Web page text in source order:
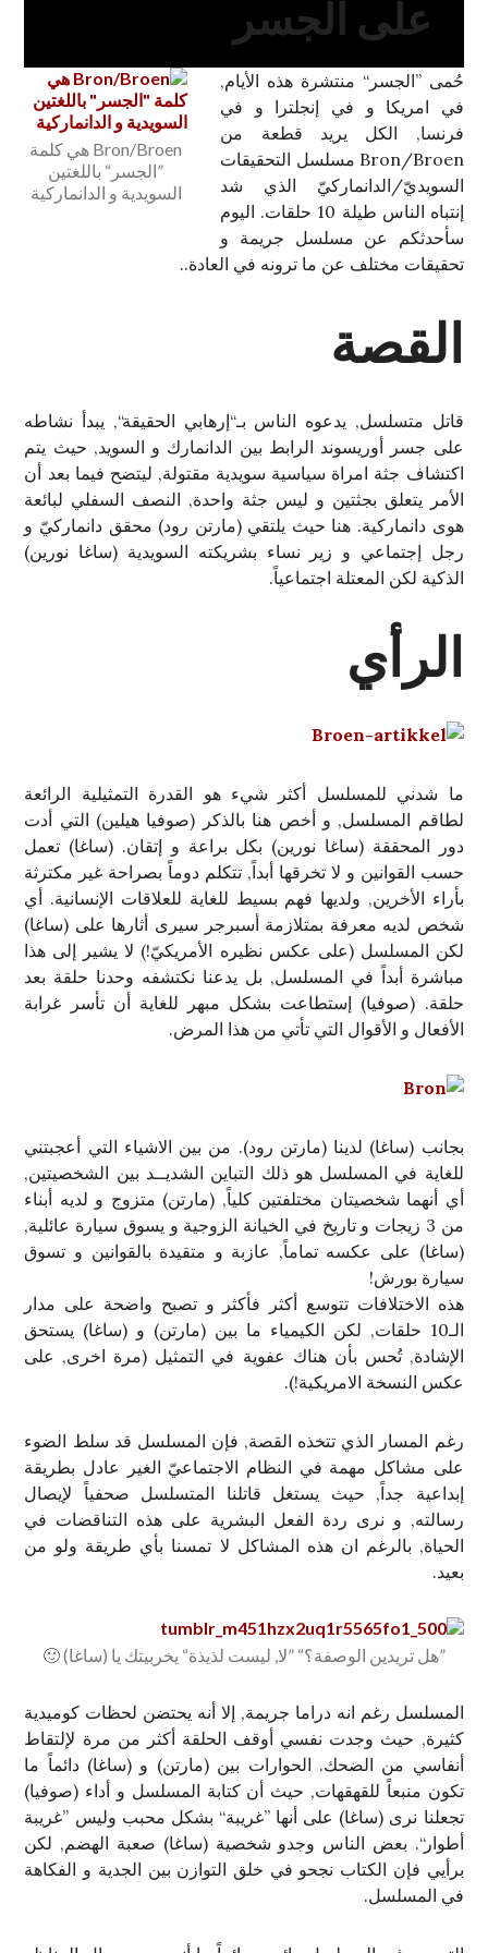
على الجسر
Bron/Broen هي كلمة
”الجسر“ باللغتين
السويدية و الدانماركية
حُمى ”الجسر“ منتشرة هذه الأيام,
في امريكا و في إنجلترا و في
فرنسا, الكل يريد قطعة من
Bron/Broen مسلسل التحقيقات
السويديّ/الدانماركيّ الذي شد
إنتباه الناس طيلة 10 حلقات. اليوم
سأحدثكم عن مسلسل جريمة و
تحقيقات مختلف عن ما ترونه في العادة..
القصة
قاتل متسلسل, يدعوه الناس بـ“إرهابي الحقيقة“, يبدأ نشاطه
على جسر أوريسوند الرابط بين الدانمارك و السويد, حيث يتم
اكتشاف جثة امراة سياسية سويدية مقتولة, ليتضح فيما بعد أن
الأمر يتعلق بجثتين و ليس جثة واحدة, النصف السفلي لبائعة
هوى دانماركية. هنا حيث يلتقي (مارتن رود) محقق دانماركيّ و
رجل إجتماعي و زير نساء بشريكته السويدية (ساغا نورين)
الذكية لكن المعتلة اجتماعياً.
الرأي
ما شدني للمسلسل أكثر شيء هو القدرة التمثيلية الرائعة
لطاقم المسلسل, و أخص هنا بالذكر (صوفيا هيلين) التي أدت
دور المحققة (ساغا نورين) بكل براعة و إتقان. (ساغا) تعمل
حسب القوانين و لا تخرقها أبداً, تتكلم دوماً بصراحة غير مكترثة
بأراء الأخرين, ولديها فهم بسيط للغاية للعلاقات الإنسانية. أي
شخص لديه معرفة بمتلازمة أسبرجر سيرى أثارها على (ساغا)
لكن المسلسل (على عكس نظيره الأمريكيّ!) لا يشير إلى هذا
مباشرة أبداً في المسلسل, بل يدعنا نكتشفه وحدنا حلقة بعد
حلقة. (صوفيا) إستطاعت بشكل مبهر للغاية أن تأسر غرابة
الأفعال و الأقوال التي تأتي من هذا المرض.
بجانب (ساغا) لدينا (مارتن رود). من بين الاشياء التي أعجبتني
للغاية في المسلسل هو ذلك التباين الشديــد بين الشخصيتين,
أي أنهما شخصيتان مختلفتين كلياً, (مارتن) متزوج و لديه أبناء
من 3 زيجات و تاريخ في الخيانة الزوجية و يسوق سيارة عائلية,
(ساغا) على عكسه تماماً, عازبة و متقيدة بالقوانين و تسوق
سيارة بورش!
هذه الاختلافات تتوسع أكثر فأكثر و تصبح واضحة على مدار
الـ10 حلقات, لكن الكيمياء ما بين (مارتن) و (ساغا) يستحق
الإشادة, تُحس بأن هناك عفوية في التمثيل (مرة اخرى, على
عكس النسخة الامريكية!).
رغم المسار الذي تتخذه القصة, فإن المسلسل قد سلط الضوء
على مشاكل مهمة في النظام الاجتماعيّ الغير عادل بطريقة
إبداعية جداً, حيث يستغل قاتلنا المتسلسل صحفياً لإيصال
رسالته, و نرى ردة الفعل البشرية على هذه التناقضات في
الحياة, بالرغم ان هذه المشاكل لا تمسنا بأي طريقة ولو من
بعيد.
”هل تريدين الوصفة؟“ ”لا, ليست لذيذة“ يخربيتك يا (ساغا) 🙂
المسلسل رغم انه دراما جريمة, إلا أنه يحتضن لحظات كوميدية
كثيرة, حيث وجدت نفسي أوقف الحلقة أكثر من مرة لإلتقاط
أنفاسي من الضحك. الحوارات بين (مارتن) و (ساغا) دائماً ما
تكون منبعاً للقهقهات, حيث أن كتابة المسلسل و أداء (صوفيا)
تجعلنا نرى (ساغا) على أنها ”غريبة“ بشكل محبب وليس ”غريبة
أطوار“. بعض الناس وجدو شخصية (ساغا) صعبة الهضم, لكن
برأيي فإن الكتاب نجحو في خلق التوازن بين الجدية و الفكاهة
في المسلسل.